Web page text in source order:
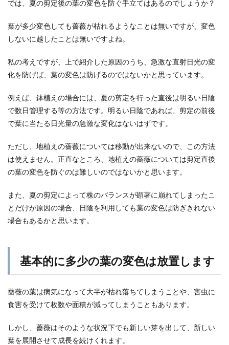
では、夏の剪定後の葉の変色を防ぐ手立てはあるのでしょうか？
葉が多少変色しても薔薇が枯れるようなことは無いですが、変色
しないに越したことは無いですよね。
私の考えですが、上で紹介した原因のうち、急激な直射日光の変
化を防げば、葉の変色は防げるのではないかと思っています。
例えば、鉢植えの場合には、夏の剪定を行った直後は明るい日陰
で数日管理する等の方法です。明るい日陰であれば、剪定の前後
で葉に当たる日光量の急激な変化はないはずです。
ただし、地植えの薔薇については移動が出来ないので、この方法
は使えません。正直なところ、地植えの薔薇については剪定直後
の葉の変色を防ぐのは難しいのではないかと思います。
また、夏の剪定によって株のバランスが顕著に崩れてしまったこ
とだけが原因の場合、日陰を利用しても葉の変色は防ぎきれない
場合もあるかと思います。
基本的に多少の葉の変色は放置します
薔薇の葉は病気になって大半が枯れ落ちてしまうことや、害虫に
食害を受けて枚数や面積が減ってしまうこともあります。
しかし、薔薇はそのような状況下でも新しい芽を出して、新しい
葉を展開させて成長を続けくれます。